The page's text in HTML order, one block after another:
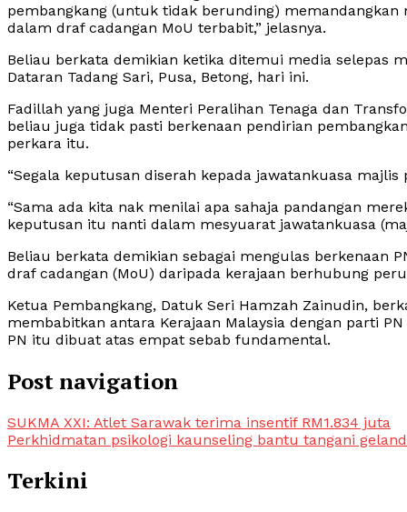
pembangkang (untuk tidak berunding)
dalam draf cadangan MoU terbabit,” jelasnya.
Beliau berkata demikian ketika ditemui media selepas
Dataran Tadang Sari, Pusa, Betong, hari ini.
Fadillah yang juga Menteri Peralihan Tenaga dan
beliau juga tidak pasti berkenaan pendirian
perkara itu.
“Segala keputusan diserah kepada jawatankuasa
“Sama ada kita nak menilai apa sahaja pandangan
keputusan itu nanti dalam mesyuarat jawatankuasa
Beliau berkata demikian sebagai mengulas berkenaan
draf cadangan (MoU) daripada kerajaan berhubung
Ketua Pembangkang, Datuk Seri Hamzah Zainudin,
membabitkan antara Kerajaan Malaysia dengan parti
PN itu dibuat atas empat sebab fundamental.
Post navigation
SUKMA XXI: Atlet Sarawak terima insentif RM1.834 juta
Perkhidmatan psikologi kaunseling bantu tangani
Terkini